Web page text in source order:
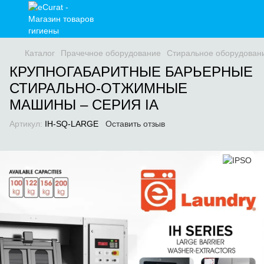
Каталог Прачечное оборудование Стиральное
КРУПНОГАБАРИТНЫЕ БАРЬЕРНЫЕ
СТИРАЛЬНО-ОТЖИМНЫЕ
МАШИНЫ – СЕРИЯ IA
Артикул: IH-SQ-LARGE Оставить отзыв